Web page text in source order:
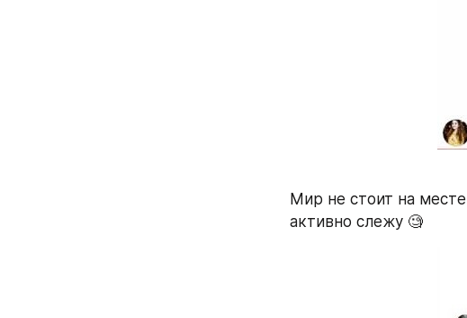
Мир не стоит на
активно слежу 🧐